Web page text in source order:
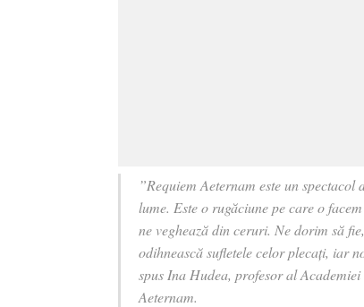
”Requiem Aeternam este un
lume. Este o rugăciune pe care o
ne veghează din ceruri. Ne dorim să
odihnească sufletele celor plecați, iar
spus Ina Hudea, profesor al
Aeternam.